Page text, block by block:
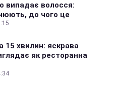
випадає волосся:
до чого це
15 хвилин: яскрава
як ресторанна